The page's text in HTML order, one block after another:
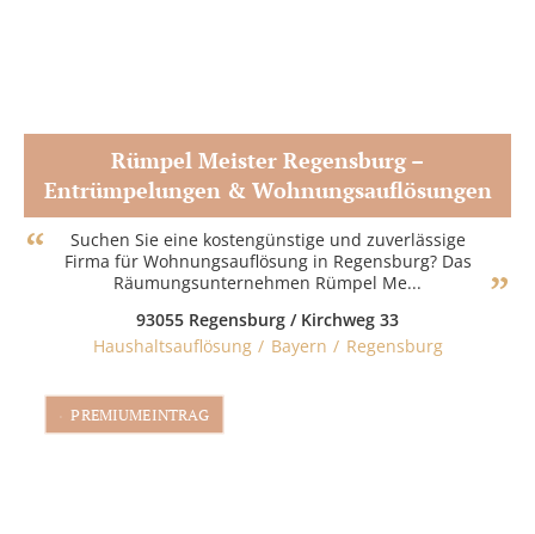
Rümpel Meister Regensburg –
Entrümpelungen & Wohnungsauflösungen
Suchen Sie eine kostengünstige und zuverlässige
Firma für Wohnungsauflösung in Regensburg? Das
Räumungsunternehmen Rümpel Me...
93055 Regensburg / Kirchweg 33
Haushaltsauflösung
Bayern Regensburg
PREMIUMEINTRAG